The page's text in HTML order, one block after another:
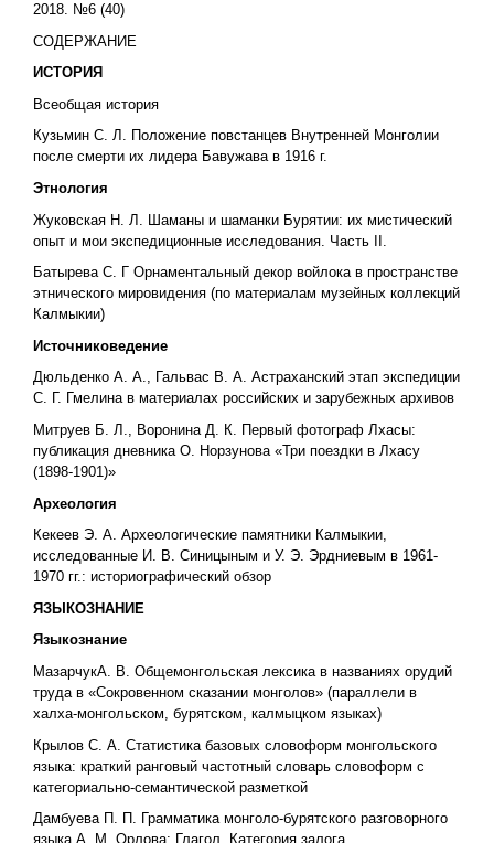
2018. №6 (40)
СОДЕРЖАНИЕ
ИСТОРИЯ
Всеобщая история
Кузьмин С. Л. Положение повстанцев Внутренней Монголии
после смерти их лидера Бавужава в 1916 г.
Этнология
Жуковская Н. Л. Шаманы и шаманки Бурятии: их мистический
опыт и мои экспедиционные исследования. Часть II.
Батырева С. Г Орнаментальный декор войлока в пространстве
этнического мировидения (по материалам музейных коллекций
Калмыкии)
Источниковедение
Дюльденко А. А., Гальвас В. А. Астраханский этап экспедиции
С. Г. Гмелина в материалах российских и зарубежных архивов
Митруев Б. Л., Воронина Д. К. Первый фотограф Лхасы:
публикация дневника О. Норзунова «Три поездки в Лхасу
(1898-1901)»
Археология
Кекеев Э. А. Археологические памятники Калмыкии,
исследованные И. В. Синицыным и У. Э. Эрдниевым в 1961-
1970 гг.: историографический обзор
ЯЗЫКОЗНАНИЕ
Языкознание
МазарчукА. В. Общемонгольская лексика в названиях орудий
труда в «Сокровенном сказании монголов» (параллели в
халха-монгольском, бурятском, калмыцком языках)
Крылов С. А. Статистика базовых словоформ монгольского
языка: краткий ранговый частотный словарь словоформ с
категориально-семантической разметкой
Дамбуева П. П. Грамматика монголо-бурятского разговорного
языка А. М. Орлова: Глагол. Категория залога